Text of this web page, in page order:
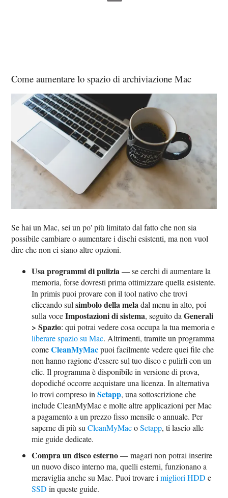
Come aumentare lo spazio di archiviazione Mac
Se hai un Mac, sei un po' più limitato dal fatto che non sia
possibile cambiare o aumentare i dischi esistenti, ma non vuol
dire che non ci siano altre opzioni.
Usa programmi di pulizia — se cerchi di aumentare la
memoria, forse dovresti prima ottimizzare quella esistente.
In primis puoi provare con il tool nativo che trovi
cliccando sulsimbolo della mela dal menu in alto, poi
sulla voceImpostazioni di sistema, seguito daGenerali
> Spazio: qui potrai vedere cosa occupa la tua memoria e
liberare spazio su Mac. Altrimenti, tramite un programma
comeCleanMyMacpuoi facilmente vedere quei file che
non hanno ragione d'essere sul tuo disco e pulirli con un
clic. Il programma è disponibile in versione di prova,
dopodiché occorre acquistare una licenza. In alternativa
lo trovi compreso inSetapp, una sottoscrizione che
include CleanMyMac e molte altre applicazioni per Mac
a pagamento a un prezzo fisso mensile o annuale. Per
saperne di più suCleanMyMacoSetapp, ti lascio alle
mie guide dedicate.
Compra un disco esterno— magari non potrai inserire
un nuovo disco interno ma, quelli esterni, funzionano a
meraviglia anche su Mac. Puoi trovare imigliori HDD e
SSD in queste guide.